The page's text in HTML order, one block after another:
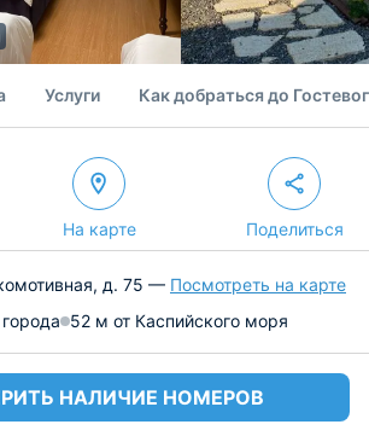
Услуги Как добраться до
На карте Поделиться
д. 75 — Посмотреть на карте
52 м от Каспийского моря
НАЛИЧИЕ НОМЕРОВ